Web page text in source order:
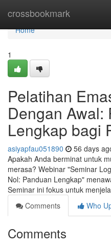
crossbookmark
Home
Home
1
Pelatihan
Dengan Awal:
Lengkap bagi
asiyapfau051890 56 days
Apakah Anda berminat untuk
merasa? Webinar "Seminar
Nol: Panduan Lengkap"
Seminar ini fokus untuk
Comments
Who
Comments